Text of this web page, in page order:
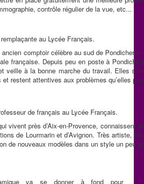
contrôle régulier de la vue, etc...
au Lycée Français.
comptoir célèbre au sud de
française. Depuis peu en poste à
veille à la bonne marche du travail. Elles
restent attentives aux problèmes qu’elles
de français au Lycée Français.
vivent près d’Aix-en-Provence, connaissent
de Lourmarin et d’Avignon. Très artiste,
de nouveaux modèles dans un style un peu
va se donner à fond pour